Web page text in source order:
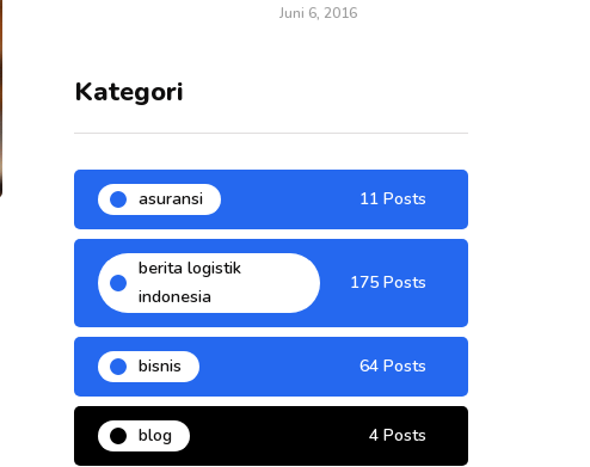
Juni 6, 2016
Kategori
asuransi 11 Posts
berita logistik
indonesia
175 Posts
bisnis 64 Posts
blog 4 Posts